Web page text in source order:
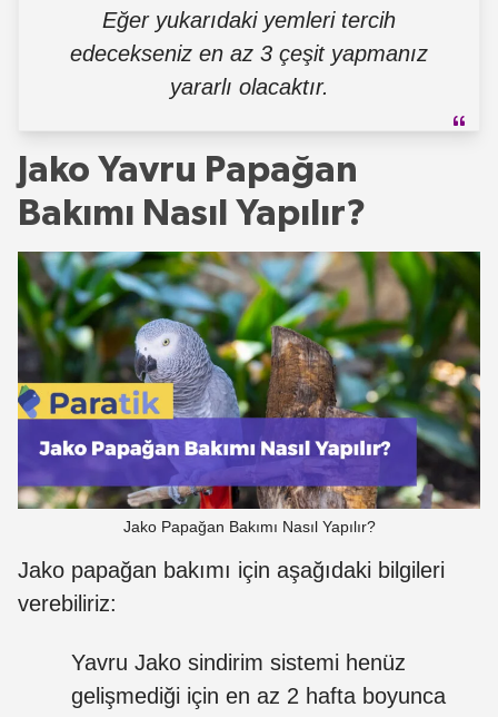
Eğer yukarıdaki yemleri tercih
edecekseniz en az 3 çeşit yapmanız
yararlı olacaktır.
Jako Yavru Papağan
Bakımı Nasıl Yapılır?
Jako Papağan Bakımı Nasıl Yapılır?
Jako papağan bakımı için aşağıdaki bilgileri
verebiliriz:
Yavru Jako sindirim sistemi henüz
gelişmediği için en az 2 hafta boyunca